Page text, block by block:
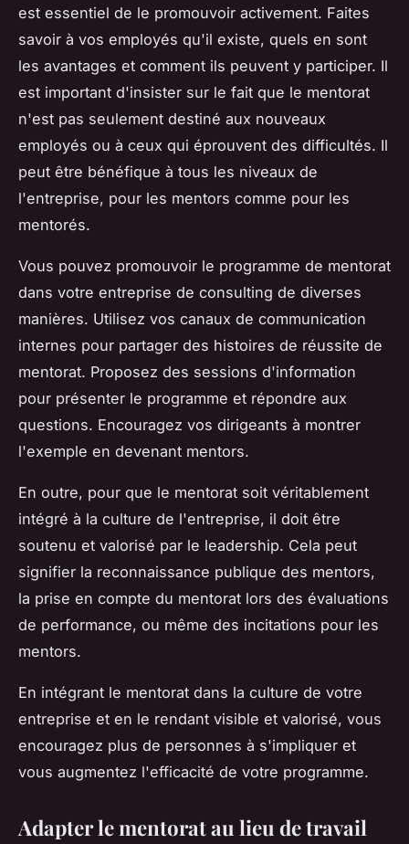
est essentiel de le promouvoir activement. Faites
savoir à vos employés qu'il existe, quels en sont
les avantages et comment ils peuvent y participer. Il
est important d'insister sur le fait que le mentorat
n'est pas seulement destiné aux nouveaux
employés ou à ceux qui éprouvent des difficultés. Il
peut être bénéfique à tous les niveaux de
l'entreprise, pour les mentors comme pour les
mentorés.
Vous pouvez promouvoir le programme de mentorat
dans votre entreprise de consulting de diverses
manières. Utilisez vos canaux de communication
internes pour partager des histoires de réussite de
mentorat. Proposez des sessions d'information
pour présenter le programme et répondre aux
questions. Encouragez vos dirigeants à montrer
l'exemple en devenant mentors.
En outre, pour que le mentorat soit véritablement
intégré à la culture de l'entreprise, il doit être
soutenu et valorisé par le leadership. Cela peut
signifier la reconnaissance publique des mentors,
la prise en compte du mentorat lors des évaluations
de performance, ou même des incitations pour les
mentors.
En intégrant le mentorat dans la culture de votre
entreprise et en le rendant visible et valorisé, vous
encouragez plus de personnes à s'impliquer et
vous augmentez l'efficacité de votre programme.
Adapter le mentorat au lieu de travail